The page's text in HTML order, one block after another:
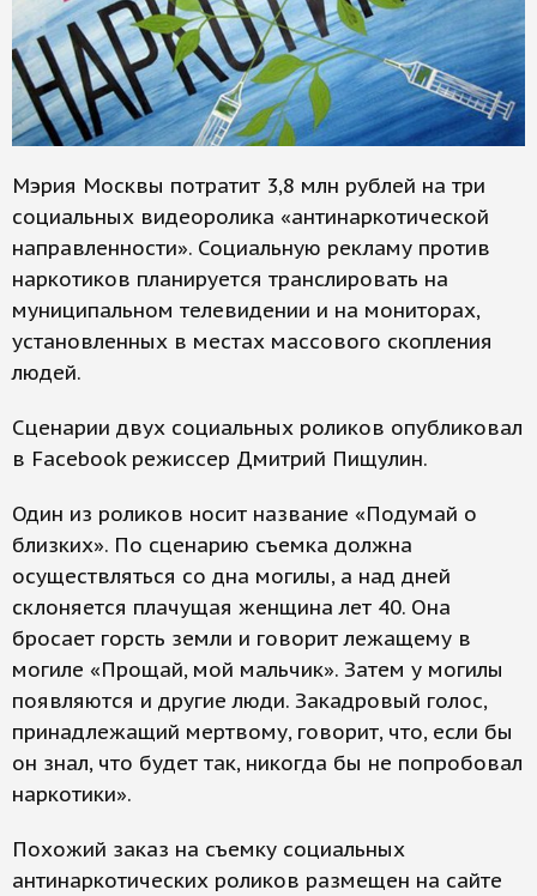
Мэрия Москвы потратит 3,8 млн рублей на три
социальных видеоролика «антинаркотической
направленности». Социальную рекламу против
наркотиков планируется транслировать на
муниципальном телевидении и на мониторах,
установленных в местах массового скопления
людей.
Сценарии двух социальных роликов опубликовал
в Facebook режиссер Дмитрий Пищулин.
Один из роликов носит название «Подумай о
близких». По сценарию съемка должна
осуществляться со дна могилы, а над дней
склоняется плачущая женщина лет 40. Она
бросает горсть земли и говорит лежащему в
могиле «Прощай, мой мальчик». Затем у могилы
появляются и другие люди. Закадровый голос,
принадлежащий мертвому, говорит, что, если бы
он знал, что будет так, никогда бы не попробовал
наркотики».
Похожий заказ на съемку социальных
антинаркотических роликов размещен на сайте